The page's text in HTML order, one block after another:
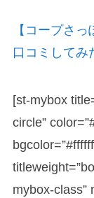
【コープさ
口コミしてみ
[st-mybox
circle”
mybox-class”